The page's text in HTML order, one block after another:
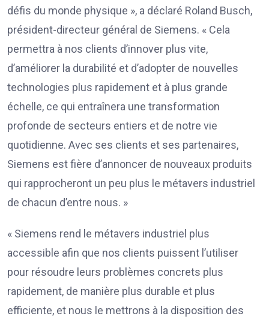
défis du monde physique », a déclaré Roland Busch,
président-directeur général de Siemens. « Cela
permettra à nos clients d’innover plus vite,
d’améliorer la durabilité et d’adopter de nouvelles
technologies plus rapidement et à plus grande
échelle, ce qui entraînera une transformation
profonde de secteurs entiers et de notre vie
quotidienne. Avec ses clients et ses partenaires,
Siemens est fière d’annoncer de nouveaux produits
qui rapprocheront un peu plus le métavers industriel
de chacun d’entre nous. »
« Siemens rend le métavers industriel plus
accessible afin que nos clients puissent l’utiliser
pour résoudre leurs problèmes concrets plus
rapidement, de manière plus durable et plus
efficiente, et nous le mettrons à la disposition des